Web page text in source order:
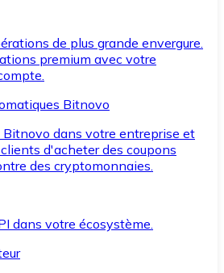
de plus grande envergure.
premium avec votre
Bitnovo
Bitnovo dans votre entreprise et
d'acheter des coupons
des cryptomonnaies.
dans votre écosystème.